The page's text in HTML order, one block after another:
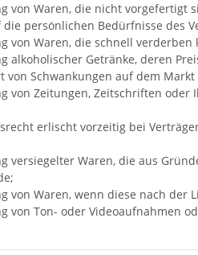
von Waren, die nicht
persönlichen Bedürfnisse des
von Waren, die schnell
alkoholischer Getränke, deren
von Schwankungen auf dem
von Zeitungen, Zeitschriften
erlischt vorzeitig bei
versiegelter Waren, die aus
von Waren, wenn diese nach
von Ton- oder Videoaufnahmen